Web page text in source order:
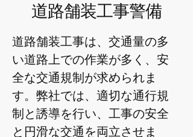
​道路舗装工事警備
道路舗装工事は、交通量の多
い道路上での作業が多く、安
全な交通規制が求められま
す。弊社では、適切な通行規
制と誘導を行い、工事の安全
と円滑な交通を両立させま